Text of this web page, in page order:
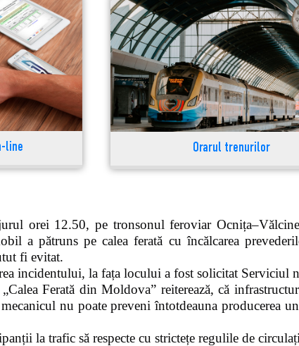
line Orarul trenurilor
orei 12.50, pe tronsonul feroviar
a pătruns pe calea ferată cu încălcarea
fi evitat.
incidentului, la fața locului a fost solicitat Serviciul
Ferată din Moldova” reiterează, că
nu poate preveni întotdeauna producerea
la trafic să respecte cu strictețe regulile de